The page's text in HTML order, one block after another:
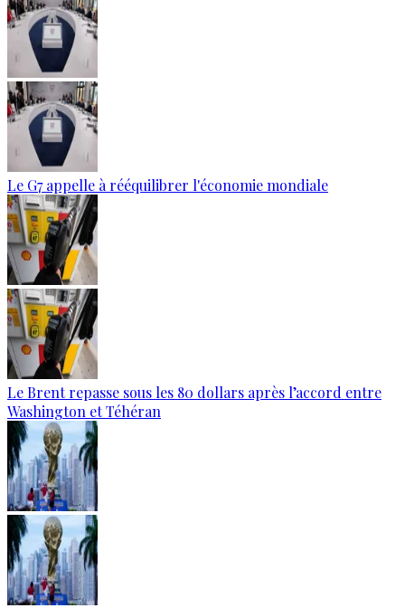
Le G7 appelle à rééquilibrer l'économie mondiale
Le Brent repasse sous les 80 dollars après l’accord entre
Washington et Téhéran